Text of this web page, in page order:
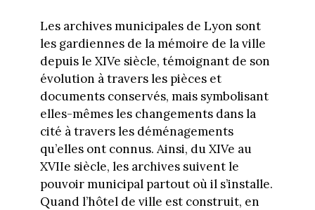
Les archives municipales de Lyon sont
les gardiennes de la mémoire de la ville
depuis le XIVe siècle, témoignant de son
évolution à travers les pièces et
documents conservés, mais symbolisant
elles-mêmes les changements dans la
cité à travers les déménagements
qu’elles ont connus. Ainsi, du XIVe au
XVIIe siècle, les archives suivent le
pouvoir municipal partout où il s’installe.
Quand l’hôtel de ville est construit, en